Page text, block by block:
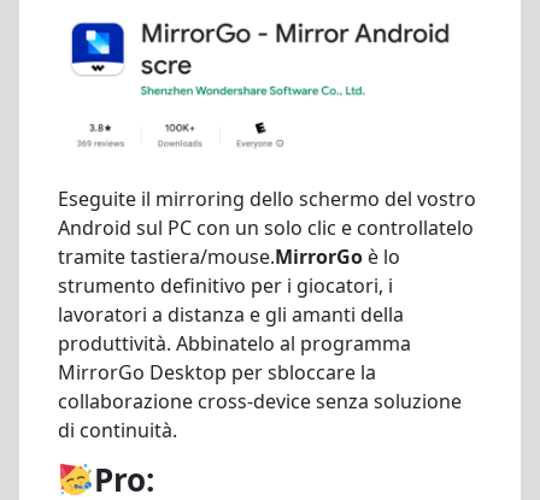
Eseguite il mirroring dello schermo del vostro
Android sul PC con un solo clic e controllatelo
tramite tastiera/mouse.MirrorGo è lo
strumento definitivo per i giocatori, i
lavoratori a distanza e gli amanti della
produttività. Abbinatelo al programma
MirrorGo Desktop per sbloccare la
collaborazione cross-device senza soluzione
di continuità.
Pro: